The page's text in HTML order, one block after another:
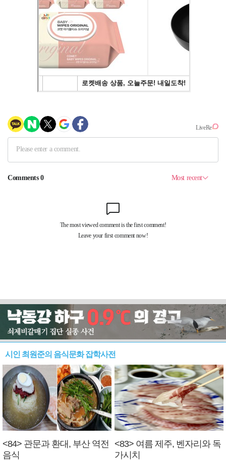
시인 최원준의 음식문화 잡학사전
<84> 관문과 환대, 부산 역전
음식
<83> 여름 제주, 벤자리와 독
가시치